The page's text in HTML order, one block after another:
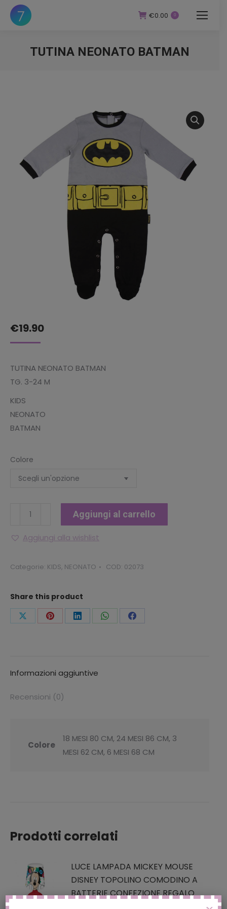
€0.00 0
TUTINA NEONATO BATMAN
€19.90
TUTINA NEONATO BATMAN
TG. 3-24 M
KIDS
NEONATO
BATMAN
Colore
TUTINA
BATMAN
Aggiungi al carrello
Aggiungi alla wishlist
Categorie: KIDS, NEONATO COD: 02073
Share this product
CondividiCondividiCondividiCondividiCondividi
Informazioni aggiuntive
Recensioni (0)
Colore
18 MESI 80 CM, 24 MESI 86 CM, 3
MESI 62 CM, 6 MESI 68 CM
Prodotti correlati
LUCE LAMPADA MICKEY MOUSE
DISNEY TOPOLINO COMODINO A
BATTERIE CONFEZIONE REGALO